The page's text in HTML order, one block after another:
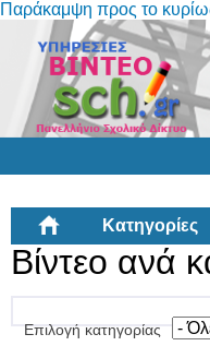
Παράκαμψη προς το
Κατηγορίες
Βίντεο ανά
Επιλογή κατηγορίας